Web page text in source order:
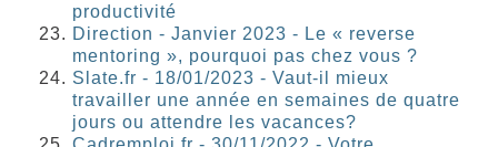
productivité
Direction - Janvier 2023 - Le « reverse
mentoring », pourquoi pas chez vous ?
Slate.fr - 18/01/2023 - Vaut-il mieux
travailler une année en semaines de quatre
jours ou attendre les vacances?